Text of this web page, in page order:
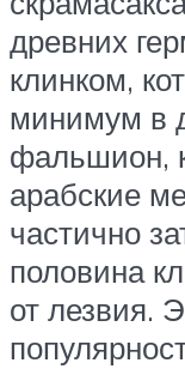
древних
клинком,
минимум в
фальшион,
арабские
частично
половина
от лезвия.